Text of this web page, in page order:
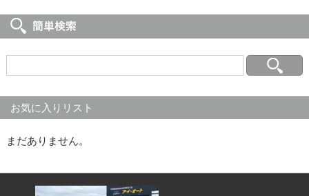
お気に入りリスト
まだありません。